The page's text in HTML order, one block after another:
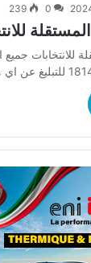
0
239
المستقلة
للانتخابات